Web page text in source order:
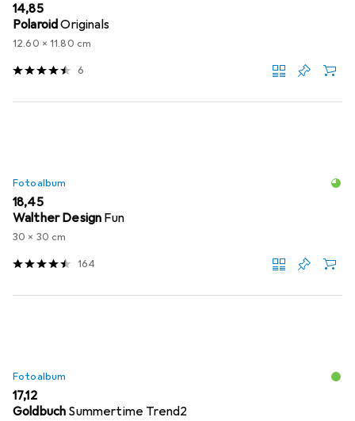
EUR
14,85
PolaroidOriginals
12.60 x 11.80 cm
6
Fotoalbum
EUR
18,45
Walther Design Fun
30 x 30 cm
164
Fotoalbum
EUR
17,12
Goldbuch Summertime Trend2